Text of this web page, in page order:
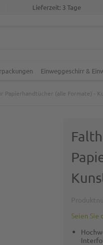
Lieferzeit: 3 Tage
Einweggeschirr &
Papierhandtücher (alle Formate) -
Seien Sie